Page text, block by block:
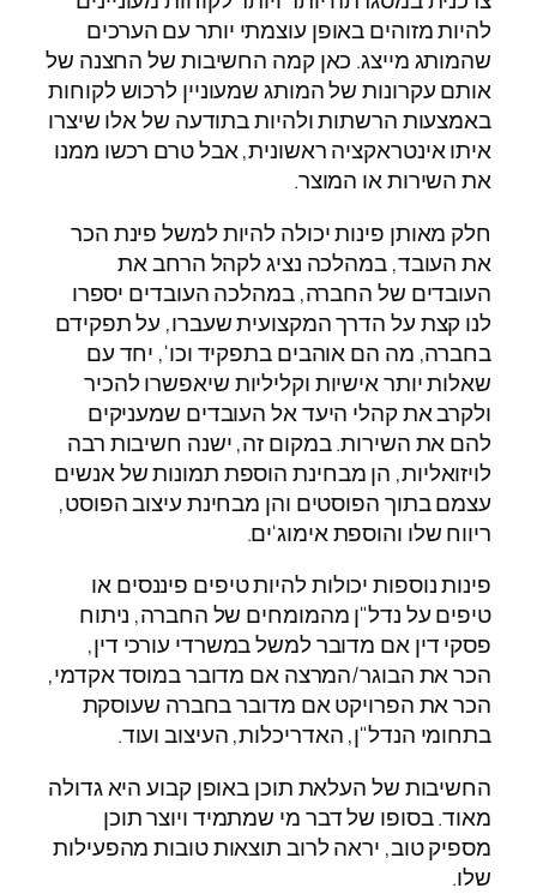
להיות מזוהים באופן עוצמתי יותר עם הערכים
שהמותג מייצג. כאן קמה החשיבות של החצנה של
אותם עקרונות של המותג שמעוניין לרכוש לקוחות
באמצעות הרשתות ולהיות בתודעה של אלו שיצרו
איתו אינטראקציה ראשונית, אבל טרם רכשו ממנו
את השירות או המוצר.
חלק מאותן פינות יכולה להיות למשל פינת הכר
את העובד, במהלכה נציג לקהל הרחב את
העובדים של החברה, במהלכה העובדים יספרו
לנו קצת על הדרך המקצועית שעברו, על תפקידם
בחברה, מה הם אוהבים בתפקיד וכו', יחד עם
שאלות יותר אישיות וקליליות שיאפשרו להכיר
ולקרב את קהלי היעד אל העובדים שמעניקים
להם את השירות. במקום זה, ישנה חשיבות רבה
לויזואליות, הן מבחינת הוספת תמונות של אנשים
עצמם בתוך הפוסטים והן מבחינת עיצוב הפוסט,
ריווח שלו והוספת אימוג'ים.
פינות נוספות יכולות להיות טיפים פיננסים או
טיפים על נדל"ן מהמומחים של החברה, ניתוח
פסקי דין אם מדובר למשל במשרדי עורכי דין,
הכר את הבוגר/המרצה אם מדובר במוסד אקדמי,
הכר את הפרויקט אם מדובר בחברה שעוסקת
בתחומי הנדל"ן, האדריכלות, העיצוב ועוד.
החשיבות של העלאת תוכן באופן קבוע היא גדולה
מאוד. בסופו של דבר מי שמתמיד ויוצר תוכן
מספיק טוב, יראה לרוב תוצאות טובות מהפעילות
שלו.